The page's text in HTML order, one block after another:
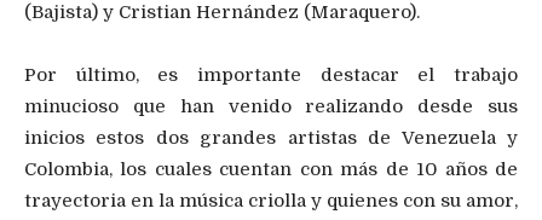
(Bajista) y Cristian Hernández (Maraquero).
Por último, es importante destacar el trabajo
minucioso que han venido realizando desde sus
inicios estos dos grandes artistas de Venezuela y
Colombia, los cuales cuentan con más de 10 años de
trayectoria en la música criolla y quienes con su amor,